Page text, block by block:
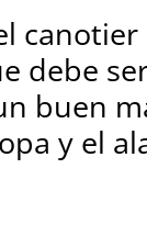
debe
buen
y el